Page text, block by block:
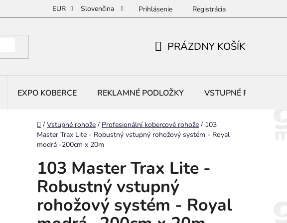
EUR Slovenčina Prihlásenie Registrácia
PRÁZDNY KOŠÍK
EXPO KOBERCE REKLAMNÉ PODLOŽKY VSTUPNÉ ROHOŽE
Domov
/ Vstupné rohože / Profesionální kobercové rohože / 103
Master Trax Lite - Robustný vstupný rohožový systém - Royal
modrá -200cm x 20m
103 Master Trax Lite -
Robustný vstupný
rohožový systém - Royal